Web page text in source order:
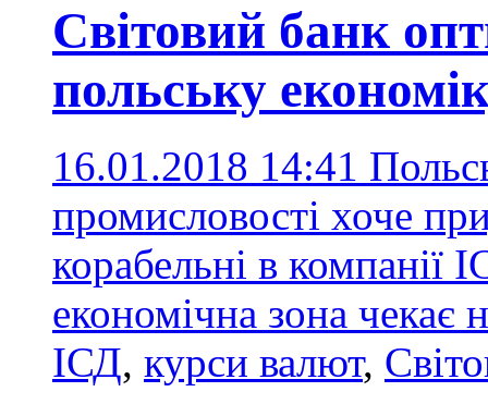
Світовий банк
польську
16.01.2018 14:41
промисловості хоче
корабельні в компанії
економічна зона чекає
ІСД, курси валют,